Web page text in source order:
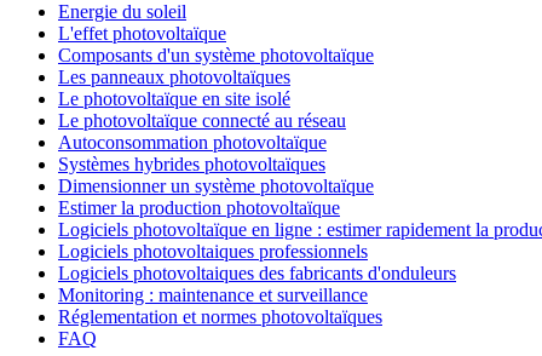
Energie du soleil
L'effet photovoltaïque
Composants d'un système photovoltaïque
Les panneaux photovoltaïques
Le photovoltaïque en site isolé
Le photovoltaïque connecté au réseau
Autoconsommation photovoltaïque
Systèmes hybrides photovoltaïques
Dimensionner un système photovoltaïque
Estimer la production photovoltaïque
Logiciels photovoltaïque en ligne : estimer rapidement la
Logiciels photovoltaiques professionnels
Logiciels photovoltaiques des fabricants d'onduleurs
Monitoring : maintenance et surveillance
Réglementation et normes photovoltaïques
FAQ